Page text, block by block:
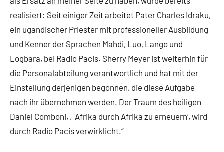
realisiert: Seit einiger Zeit arbeitet Pater Charles Idraku,
ein ugandischer Priester mit professioneller Ausbildung
und Kenner der Sprachen Mahdi, Luo, Lango und
Logbara, bei Radio Pacis. Sherry Meyer ist weiterhin für
die Personalabteilung verantwortlich und hat mit der
Einstellung derjenigen begonnen, die diese Aufgabe
nach ihr übernehmen werden. Der Traum des heiligen
Daniel Comboni, ‚Afrika durch Afrika zu erneuern‘, wird
durch Radio Pacis verwirklicht.“